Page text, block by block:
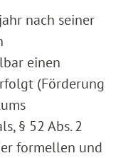
nach seiner
einen
(Förderung
§ 52 Abs. 2
formellen und